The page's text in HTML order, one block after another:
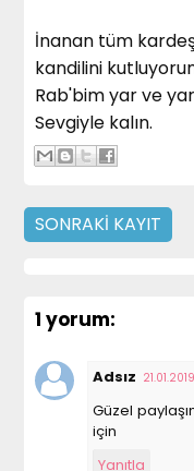
İnanan tüm
kandilini
Rab'bim yar ve
Sevgiyle kalın.
SONRAKI KAYIT
1 yorum:
Adsız
Güzel
için
Yanıtla